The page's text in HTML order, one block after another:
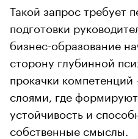
Такой запрос требует
подготовки
бизнес-образование
сторону глубинной
прокачки
слоями, где
устойчивость и
собственные смыслы.